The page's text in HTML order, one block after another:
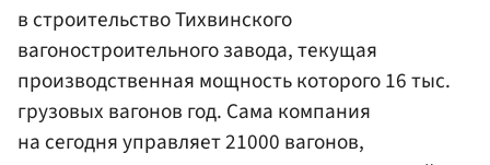
в строительство Тихвинского
вагоностроительного завода, текущая
производственная мощность которого 16 тыс.
грузовых вагонов год. Сама компания
на сегодня управляет 21000 вагонов,